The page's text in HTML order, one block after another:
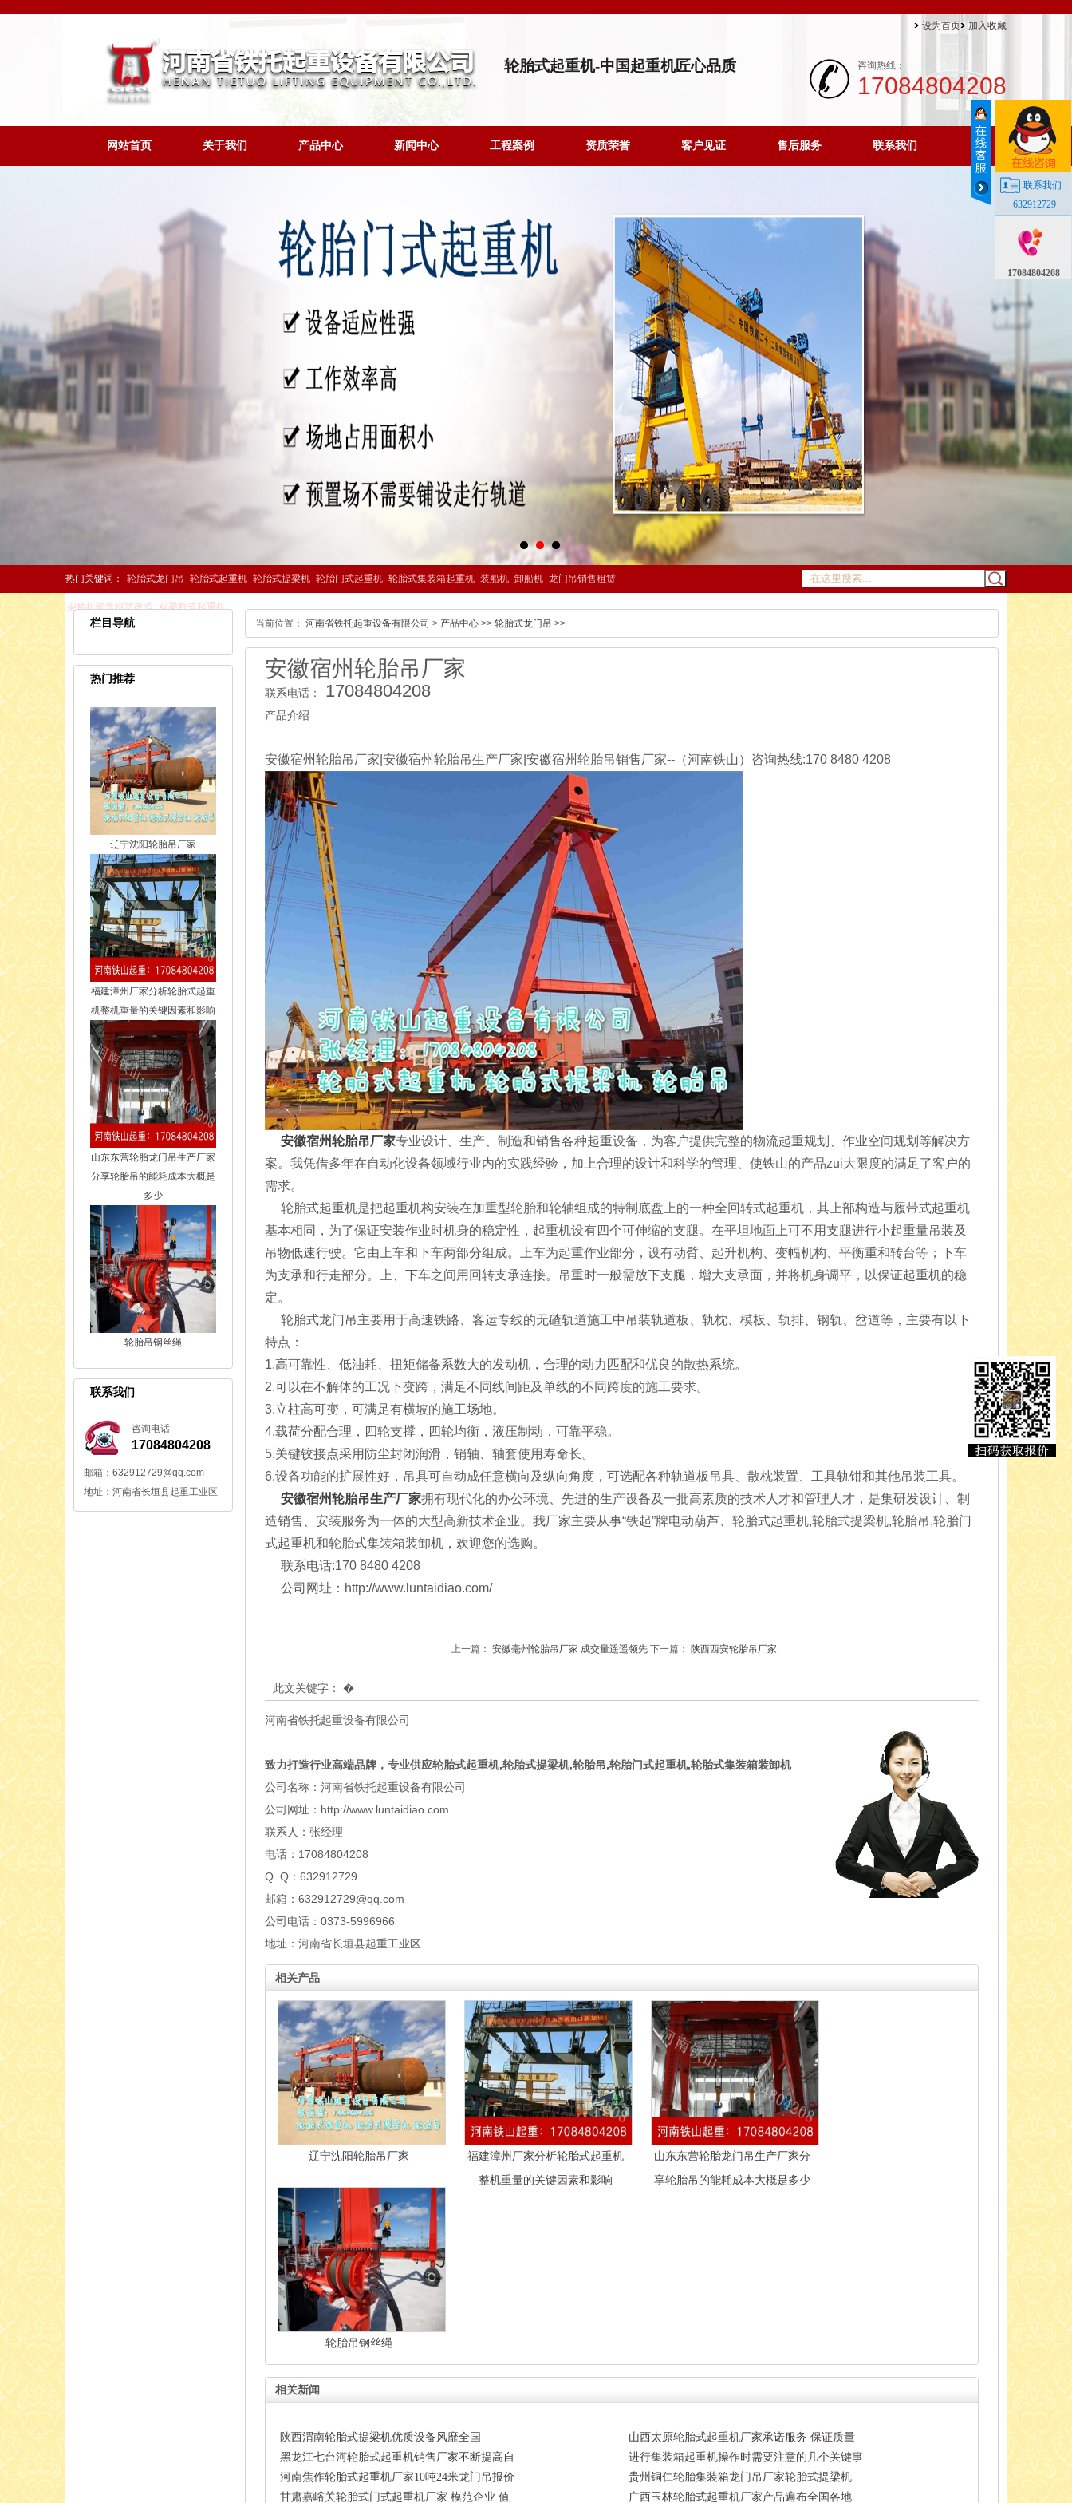
轮胎式起重机-中国起重机匠心品质
设为首页 加入收藏
咨询热线：
17084804208
网站首页 关于我们 产品中心 新闻中心 工程案例 资质荣誉 客户见证 售后服务 联系我们
热门关键词： 轮胎式龙门吊 轮胎式起重机 轮胎式提梁机 轮胎门式起重机 轮胎式集装箱起重机 装船机 卸船机 龙门吊销售租赁
架桥机销售租赁改造 双梁桥式起重机
联系我们
632912729
17084804208
栏目导航
热门推荐
辽宁沈阳轮胎吊厂家
福建漳州厂家分析轮胎式起重
机整机重量的关键因素和影响
山东东营轮胎龙门吊生产厂家
分享轮胎吊的能耗成本大概是
多少
轮胎吊钢丝绳
联系我们
咨询电话
17084804208
邮箱：632912729@qq.com
地址：河南省长垣县起重工业区
当前位置： 河南省铁托起重设备有限公司 > 产品中心 >> 轮胎式龙门吊 >>
安徽宿州轮胎吊厂家
联系电话： 17084804208
产品介绍
安徽宿州轮胎吊厂家|安徽宿州轮胎吊生产厂家|安徽宿州轮胎吊销售厂家--（河南铁山）咨询热线:170 8480 4208
安徽宿州轮胎吊厂家专业设计、生产、制造和销售各种起重设备，为客户提供完整的物流起重规划、作业空间规划等解决方
案。我凭借多年在自动化设备领域行业内的实践经验，加上合理的设计和科学的管理、使铁山的产品zui大限度的满足了客户的
需求。
轮胎式起重机是把起重机构安装在加重型轮胎和轮轴组成的特制底盘上的一种全回转式起重机，其上部构造与履带式起重机
基本相同，为了保证安装作业时机身的稳定性，起重机设有四个可伸缩的支腿。在平坦地面上可不用支腿进行小起重量吊装及
吊物低速行驶。它由上车和下车两部分组成。上车为起重作业部分，设有动臂、起升机构、变幅机构、平衡重和转台等；下车
为支承和行走部分。上、下车之间用回转支承连接。吊重时一般需放下支腿，增大支承面，并将机身调平，以保证起重机的稳
定。
轮胎式龙门吊主要用于高速铁路、客运专线的无碴轨道施工中吊装轨道板、轨枕、模板、轨排、钢轨、岔道等，主要有以下
特点：
1.高可靠性、低油耗、扭矩储备系数大的发动机，合理的动力匹配和优良的散热系统。
2.可以在不解体的工况下变跨，满足不同线间距及单线的不同跨度的施工要求。
3.立柱高可变，可满足有横坡的施工场地。
4.载荷分配合理，四轮支撑，四轮均衡，液压制动，可靠平稳。
5.关键铰接点采用防尘封闭润滑，销轴、轴套使用寿命长。
6.设备功能的扩展性好，吊具可自动成任意横向及纵向角度，可选配各种轨道板吊具、散枕装置、工具轨钳和其他吊装工具。
安徽宿州轮胎吊生产厂家拥有现代化的办公环境、先进的生产设备及一批高素质的技术人才和管理人才，是集研发设计、制
造销售、安装服务为一体的大型高新技术企业。我厂家主要从事“铁起”牌电动葫芦、轮胎式起重机,轮胎式提梁机,轮胎吊,轮胎门
式起重机和轮胎式集装箱装卸机，欢迎您的选购。
联系电话:170 8480 4208
公司网址：http://www.luntaidiao.com/
上一篇： 安徽毫州轮胎吊厂家 成交量遥遥领先 下一篇： 陕西西安轮胎吊厂家
此文关键字： �
河南省铁托起重设备有限公司
致力打造行业高端品牌，专业供应轮胎式起重机,轮胎式提梁机,轮胎吊,轮胎门式起重机,轮胎式集装箱装卸机
公司名称：河南省铁托起重设备有限公司
公司网址：http://www.luntaidiao.com
联系人：张经理
电话：17084804208
Q Q：632912729
邮箱：632912729@qq.com
公司电话：0373-5996966
地址：河南省长垣县起重工业区
相关产品
辽宁沈阳轮胎吊厂家
福建漳州厂家分析轮胎式起重机
整机重量的关键因素和影响
山东东营轮胎龙门吊生产厂家分
享轮胎吊的能耗成本大概是多少
轮胎吊钢丝绳
相关新闻
陕西渭南轮胎式提梁机优质设备风靡全国
山西太原轮胎式起重机厂家承诺服务 保证质量
黑龙江七台河轮胎式起重机销售厂家不断提高自
进行集装箱起重机操作时需要注意的几个关键事
项
河南焦作轮胎式起重机厂家10吨24米龙门吊报价
贵州铜仁轮胎集装箱龙门吊厂家轮胎式提梁机
甘肃嘉峪关轮胎式门式起重机厂家 模范企业 值
广西玉林轮胎式起重机厂家产品遍布全国各地